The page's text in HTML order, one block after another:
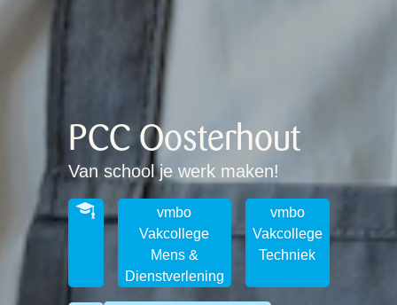
PCC Oosterhout
Van school je werk maken!
vmbo
Vakcollege
Mens &
Dienstverlening
vmbo
Vakcollege
Techniek